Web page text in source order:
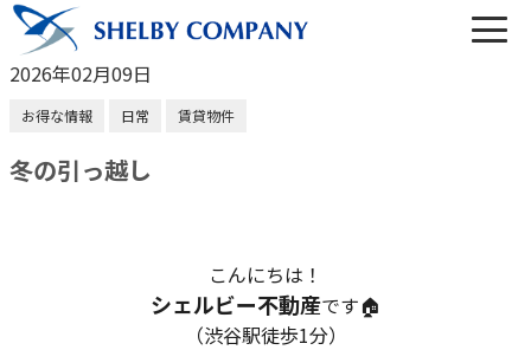
営業時間 10:00～22:00（なし定休）
メールでのお問い合わせ
2026年02月09日
お得な情報 日常 賃貸物件
冬の引っ越し
こんにちは！
シェルビー不動産です🏠
（渋谷駅徒歩1分）